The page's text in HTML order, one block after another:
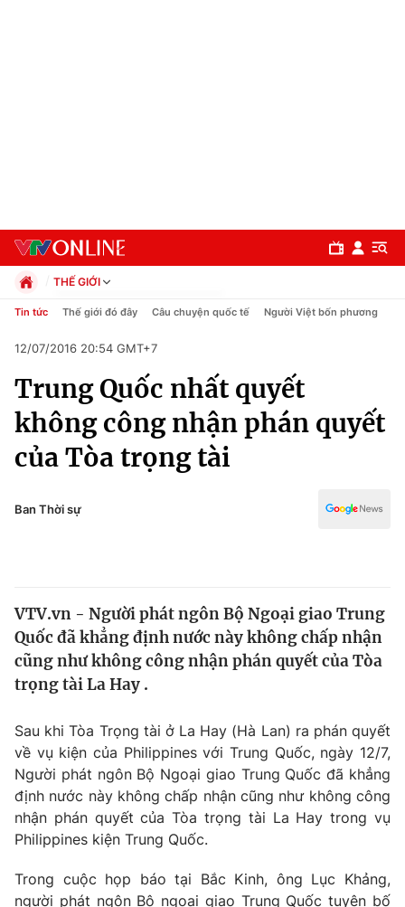
Chuyên mục
Chính trị
Xã hội
Pháp luật
Thế giới
Tin tức
Thế giới đó đây
Câu chuyện quốc tế
Kinh tế
Thị trường
Góc doanh nghiệp
Dữ liệu và đời sống
Truyền hình
Phim VTV
Hậu trường
Nhân vật
Giải trí
Âm nhạc
Đời sống
THẾ GIỚI
Chính trị
Pháp luật
Kinh tế
Thể thao
Truyền hình
Văn hóa - Giải trí
Công nghệ
Tin tức Thế giới đó đây Câu chuyện quốc tế Người Việt bốn phương
12/07/2016 20:54 GMT+7
Trung Quốc nhất quyết
không công nhận phán quyết
của Tòa trọng tài
Ban Thời sự
VTV.vn - Người phát ngôn Bộ Ngoại giao Trung
Quốc đã khẳng định nước này không chấp nhận
cũng như không công nhận phán quyết của Tòa
trọng tài La Hay .
Sau khi Tòa Trọng tài ở La Hay (Hà Lan) ra phán quyết
về vụ kiện của Philippines với Trung Quốc, ngày 12/7,
Người phát ngôn Bộ Ngoại giao Trung Quốc đã khẳng
định nước này không chấp nhận cũng như không công
nhận phán quyết của Tòa trọng tài La Hay trong vụ
Philippines kiện Trung Quốc.
Trong cuộc họp báo tại Bắc Kinh, ông Lục Khảng,
người phát ngôn Bộ ngoại giao Trung Quốc tuyên bố